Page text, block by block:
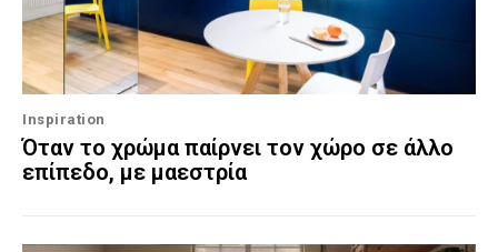
Inspiration
Όταν το χρώμα παίρνει τον χώρο σε άλλο
επίπεδο, με μαεστρία